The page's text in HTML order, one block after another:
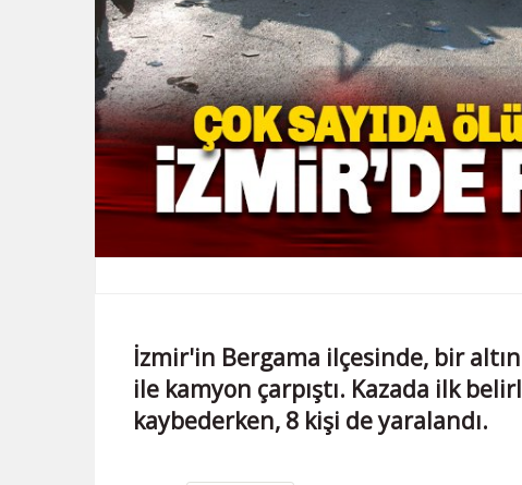
İzmir'in Bergama ilçesinde, bir
ile kamyon çarpıştı. Kazada ilk
kaybederken, 8 kişi de yaralandı.